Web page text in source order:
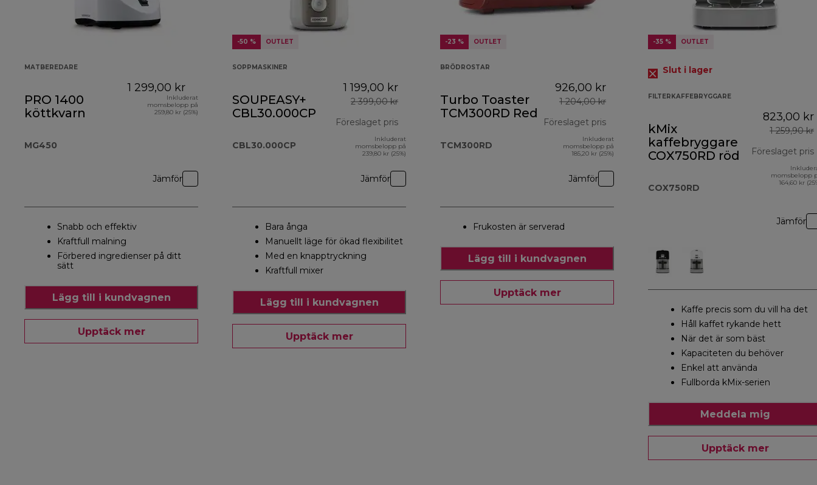
MATBEREDARE
PRO 1400
köttkvarn
MG450
1 299,00 kr
Inkluderat
momsbelopp på
259,80 kr (25%)
Jämför
Snabb och effektiv
Kraftfull malning
Förbered ingredienser på ditt
sätt
Lägg till i kundvagnen
Upptäck mer
-50 % OUTLET
SOPPMASKINER
SOUPEASY+
CBL30.000CP
CBL30.000CP
1 199,00 kr
2 399,00 kr
Föreslaget pris
ursprungligt pris 2 399,00 kr
Inkluderat
momsbelopp på
239,80 kr (25%)
Jämför
Bara ånga
Manuellt läge för ökad flexibilitet
Med en knapptryckning
Kraftfull mixer
Lägg till i kundvagnen
Upptäck mer
-23 % OUTLET
BRÖDROSTAR
Turbo Toaster
TCM300RD Red
TCM300RD
926,00 kr
1 204,00 kr
Föreslaget pris
ursprungligt pris 1 204,00 kr
Inkluderat
momsbelopp på
185,20 kr (25%)
Jämför
Frukosten är serverad
Lägg till i kundvagnen
Upptäck mer
-35 % OUTLET
Slut i lager
FILTERKAFFEBRYGGARE
kMix
kaffebryggare
COX750RD röd
COX750RD
823,00 kr
1 259,90 kr
Föreslaget pris
momsbelopp
164,60 kr
Jämför
Kaffe precis som du vill ha det
Håll kaffet rykande hett
När det är som bäst
Kapaciteten du behöver
Enkel att använda
Fullborda kMix-serien
Meddela mig
Upptäck mer